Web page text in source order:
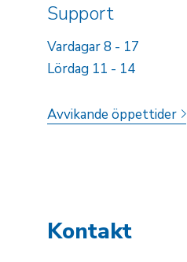
Support
Vardagar 8 - 17
Lördag 11 - 14
Avvikande öppettider
Kontakt